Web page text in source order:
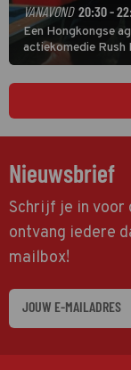
VANAVOND 20:30 -
Een Hongkongse
actiekomedie Rush
van een leien dakje.
Nieuwsbrief
Schrijf je in voor
ontvang iedere
mailbox!